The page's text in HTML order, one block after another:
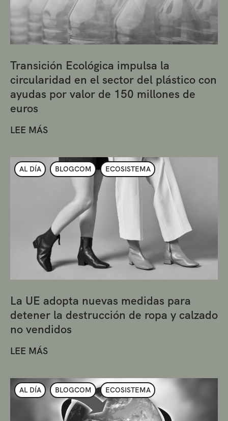
Transición Ecológica impulsa la
circularidad en el sector del plástico con
ayudas por valor de 150 millones de
euros
LEE MÁS
AL DÍA BLOGCOM ECOSISTEMA
La UE adopta nuevas medidas para
detener la destrucción de ropa y calzado
no vendidos
LEE MÁS
AL DÍA BLOGCOM ECOSISTEMA